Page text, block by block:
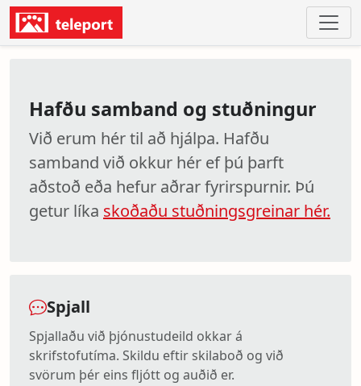
Hafðu samband og stuðningur
Við erum hér til að hjálpa. Hafðu
samband við okkur hér ef þú þarft
aðstoð eða hefur aðrar fyrirspurnir. Þú
getur líka skoðaðu stuðningsgreinar hér.
Spjall
Spjallaðu við þjónustudeild okkar á
skrifstofutíma. Skildu eftir skilaboð og við
svörum þér eins fljótt og auðið er.